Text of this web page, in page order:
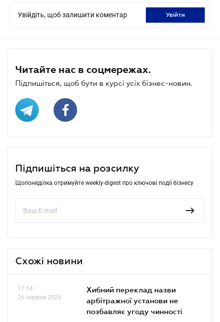
Увійдіть, щоб залишити коментар увійти
Читайте нас в соцмережах.
Підпишіться, щоб бути в курсі усіх бізнес-новин.
Підпишіться на розсилку
Щопонеділка отримуйте weekly-digest про ключові події бізнесу
Схожі новини
17.14
26 червня 2026
Хибний переклад назви
арбітражної установи не
позбавляє угоду чинності